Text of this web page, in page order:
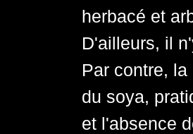
herbacé et
D'ailleurs, il
Par contre,
du soya,
et l'absence